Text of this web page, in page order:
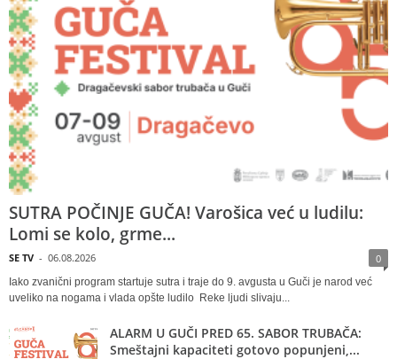
SUTRA POČINJE GUČA! Varošica već u ludilu:
Lomi se kolo, grme...
SE TV - 06.08.2026 0
Iako zvanični program startuje sutra i traje do 9. avgusta u Guči je narod već
uveliko na nogama i vlada opšte ludilo Reke ljudi slivaju...
ALARM U GUČI PRED 65. SABOR TRUBAČA:
Smeštajni kapaciteti gotovo popunjeni,...